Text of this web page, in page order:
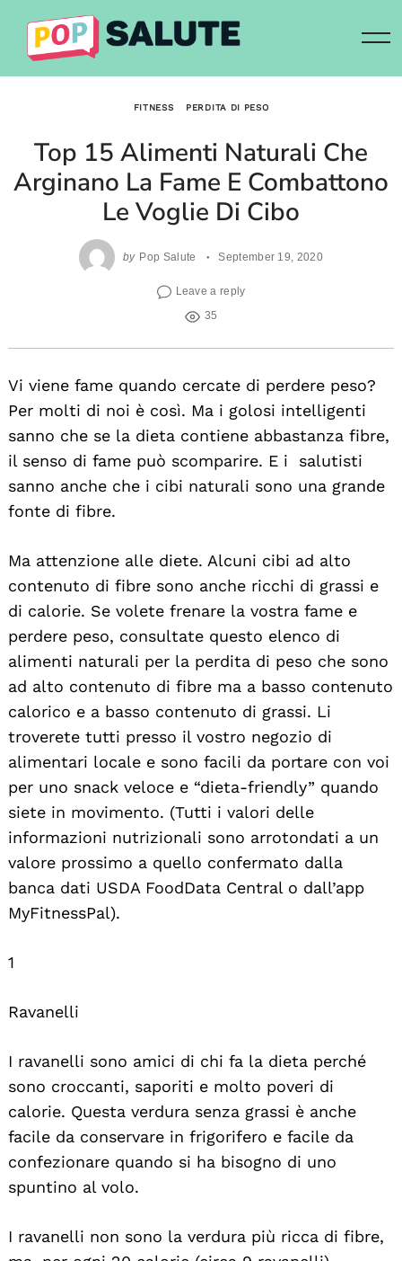
content
FITNESS PERDITA DI PESO
Top 15 Alimenti Naturali Che
Arginano La Fame E Combattono
Le Voglie Di Cibo
by Pop Salute September 19, 2020
Leave a reply
35
Vi viene fame quando cercate di perdere peso?
Per molti di noi è così. Ma i golosi intelligenti
sanno che se la dieta contiene abbastanza fibre,
il senso di fame può scomparire. E i salutisti
sanno anche che i cibi naturali sono una grande
fonte di fibre.
Ma attenzione alle diete. Alcuni cibi ad alto
contenuto di fibre sono anche ricchi di grassi e
di calorie. Se volete frenare la vostra fame e
perdere peso, consultate questo elenco di
alimenti naturali per la perdita di peso che sono
ad alto contenuto di fibre ma a basso contenuto
calorico e a basso contenuto di grassi. Li
troverete tutti presso il vostro negozio di
alimentari locale e sono facili da portare con voi
per uno snack veloce e “dieta-friendly” quando
siete in movimento. (Tutti i valori delle
informazioni nutrizionali sono arrotondati a un
valore prossimo a quello confermato dalla
banca dati USDA FoodData Central o dall’app
MyFitnessPal).
1
Ravanelli
I ravanelli sono amici di chi fa la dieta perché
sono croccanti, saporiti e molto poveri di
calorie. Questa verdura senza grassi è anche
facile da conservare in frigorifero e facile da
confezionare quando si ha bisogno di uno
spuntino al volo.
I ravanelli non sono la verdura più ricca di fibre,